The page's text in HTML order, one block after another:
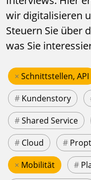
wir digitalisieren
Steuern Sie über
was Sie
× Schnittstellen, API
# Kundenstory
#Shared Service
# Cloud #
× Mobilität #